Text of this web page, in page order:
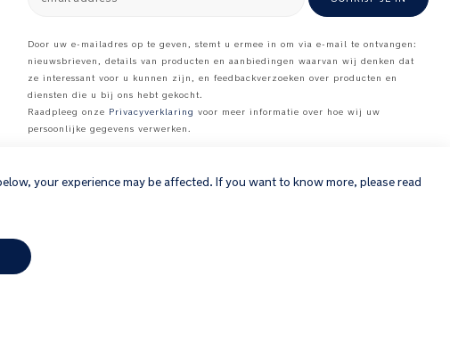
Door uw e-mailadres op te geven, stemt u ermee in om via e-mail te ontvangen:
nieuwsbrieven, details van producten en aanbiedingen waarvan wij denken dat
ze interessant voor u kunnen zijn, en feedbackverzoeken over producten en
diensten die u bij ons hebt gekocht.
Raadpleeg onze Privacyverklaring voor meer informatie over hoe wij uw
persoonlijke gegevens verwerken.
your experience may be affected. If you want to know more, please read